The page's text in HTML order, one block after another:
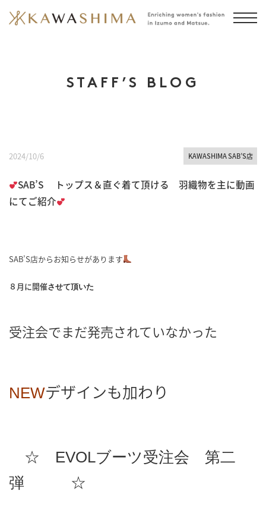
STAFF’S BLOG
2024/10/6 KAWASHIMA SAB’S店
SAB’S トップス＆直ぐ着て頂ける 羽織物を主に動画
にてご紹介
SAB’S店からお知らせがあります
８月に開催させて頂いた
受注会でまだ発売されていなかった
NEWデザインも加わり
☆ EVOLブーツ受注会 第二
弾 ☆